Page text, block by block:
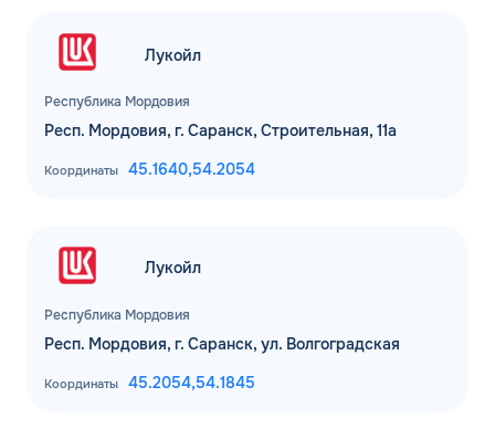
Республика Мордовия
Лукойл
Респ. Мордовия, г. Саранск, Строительная, 11а
Координаты 45.1640,54.2054
Республика Мордовия
Лукойл
Респ. Мордовия, г. Саранск, ул. Волгоградская
Координаты 45.2054,54.1845